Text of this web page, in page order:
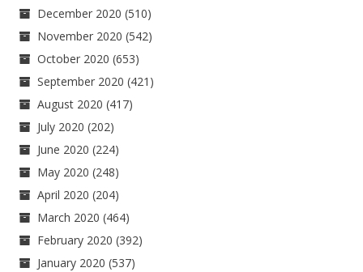
December 2020 (510)
November 2020 (542)
October 2020 (653)
September 2020 (421)
August 2020 (417)
July 2020 (202)
June 2020 (224)
May 2020 (248)
April 2020 (204)
March 2020 (464)
February 2020 (392)
January 2020 (537)